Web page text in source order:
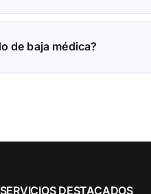
de baja médica?
SERVICIOS DESTACADOS